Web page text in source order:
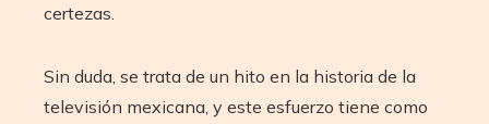
certezas.
Sin duda, se trata de un hito en la historia de la
televisión mexicana, y este esfuerzo tiene como